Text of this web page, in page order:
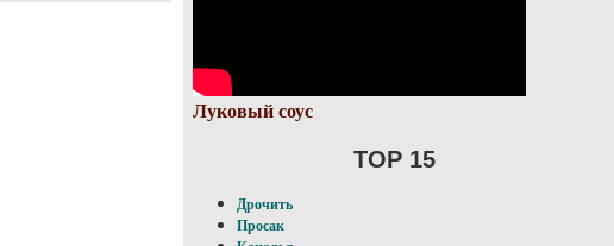
Луковый соус
TOP 15
Дрочить
Просак